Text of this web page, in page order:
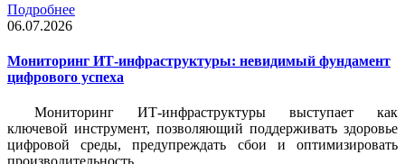
Подробнее
06.07.2026
Мониторинг ИТ-инфраструктуры: невидимый фундамент
цифрового успеха
Мониторинг ИТ-инфраструктуры выступает как
ключевой инструмент, позволяющий поддерживать здоровье
цифровой среды, предупреждать сбои и оптимизировать
производительность